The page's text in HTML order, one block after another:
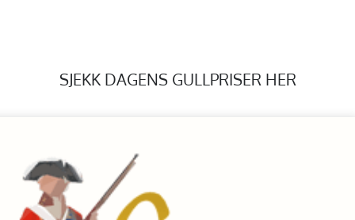
SJEKK DAGENS GULLPRISER HER